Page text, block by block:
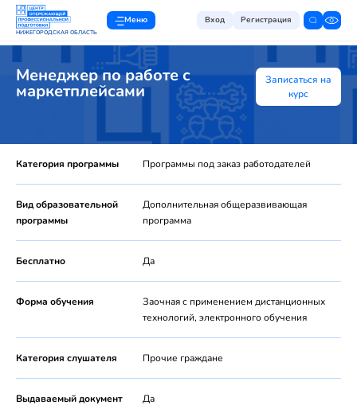
НИЖЕГОРОДСКАЯ ОБЛАСТЬ
Меню Вход Регистрация
Менеджер по работе с
маркетплейсами
Записаться на
курс
Категория программы Программы под заказ работодателей
Вид образовательной
программы
Дополнительная общеразвивающая
программа
Бесплатно Да
Форма обучения
Заочная с применением дистанционных
технологий, электронного обучения
Категория слушателя Прочие граждане
Выдаваемый документ Да